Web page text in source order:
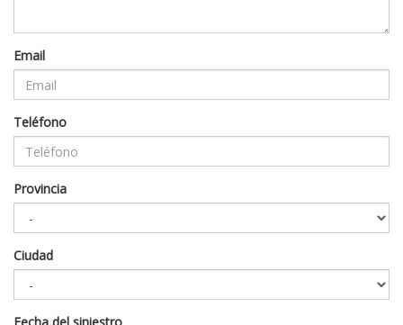
Email
Teléfono
Provincia
Ciudad